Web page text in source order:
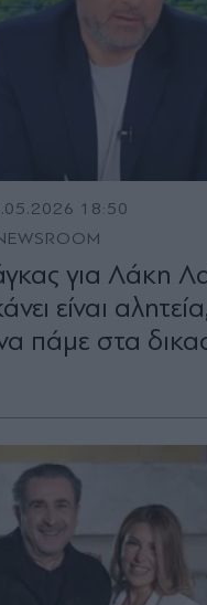
18:50
για Λάκη
είναι
πάμε στα